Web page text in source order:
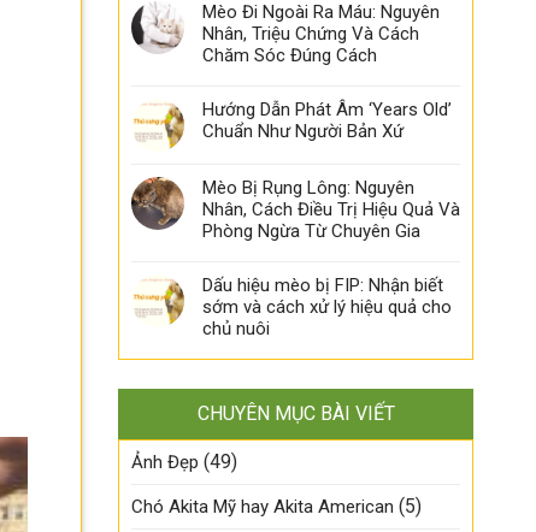
Mèo Đi Ngoài Ra Máu: Nguyên
Nhân, Triệu Chứng Và Cách
Chăm Sóc Đúng Cách
Hướng Dẫn Phát Âm ‘Years Old’
Chuẩn Như Người Bản Xứ
Mèo Bị Rụng Lông: Nguyên
Nhân, Cách Điều Trị Hiệu Quả Và
Phòng Ngừa Từ Chuyên Gia
Dấu hiệu mèo bị FIP: Nhận biết
sớm và cách xử lý hiệu quả cho
chủ nuôi
CHUYÊN MỤC BÀI VIẾT
Ảnh Đẹp (49)
Chó Akita Mỹ hay Akita American (5)